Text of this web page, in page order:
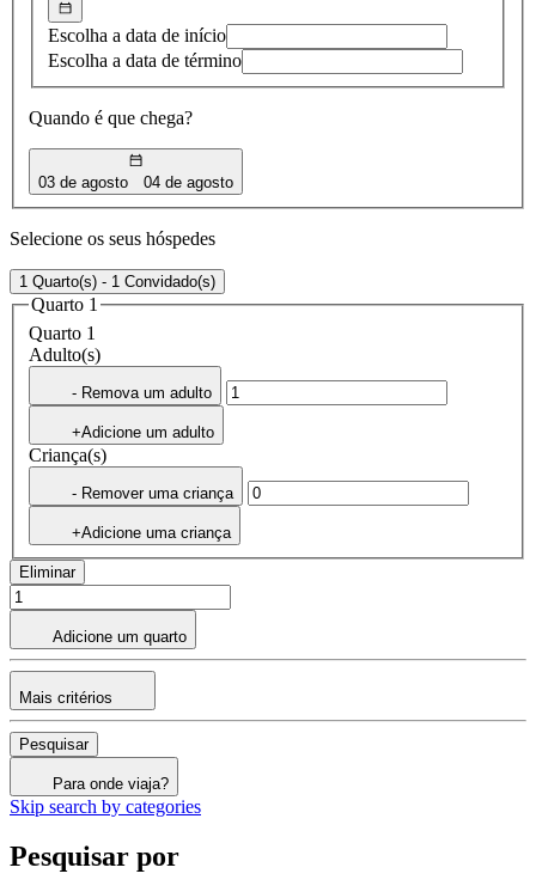
Escolha a data de início
Escolha a data de término
Quando é que chega?
03 de agosto 04 de agosto
Selecione os seus hóspedes
1 Quarto(s) - 1 Convidado(s)
Quarto 1
Quarto 1
Adulto(s)
- Remova um adulto
+Adicione um adulto
Criança(s)
- Remover uma criança
+Adicione uma criança
Eliminar
Adicione um quarto
Mais critérios
Pesquisar
Para onde viaja?
Skip search by categories
Pesquisar por